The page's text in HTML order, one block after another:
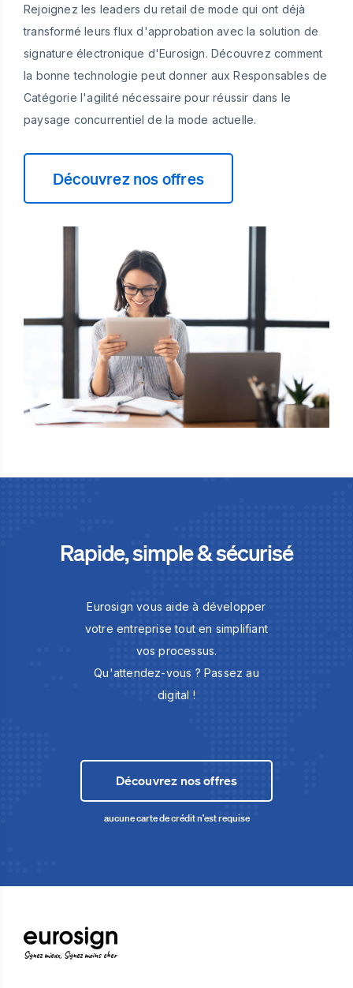
Rejoignez les leaders du retail de mode qui ont déjà
transformé leurs flux d'approbation avec la solution de
signature électronique d'Eurosign. Découvrez comment
la bonne technologie peut donner aux Responsables de
Catégorie l'agilité nécessaire pour réussir dans le
paysage concurrentiel de la mode actuelle.
Découvrez nos offres
Rapide, simple & sécurisé
Eurosign vous aide à développer
votre entreprise tout en simplifiant
vos processus.
Qu'attendez-vous ? Passez au
digital !
Découvrez nos offres
aucune carte de crédit n'est requise
Signez mieux, Signez moins cher